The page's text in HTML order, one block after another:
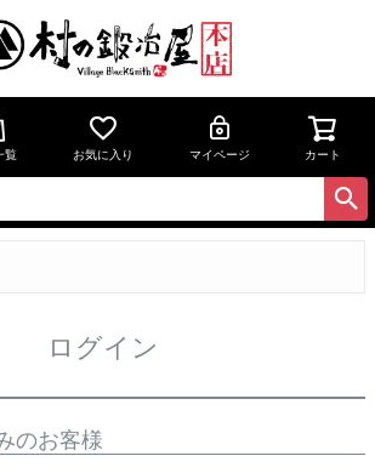
覧 お気に入り マイページ カート
ログイン
のお客様